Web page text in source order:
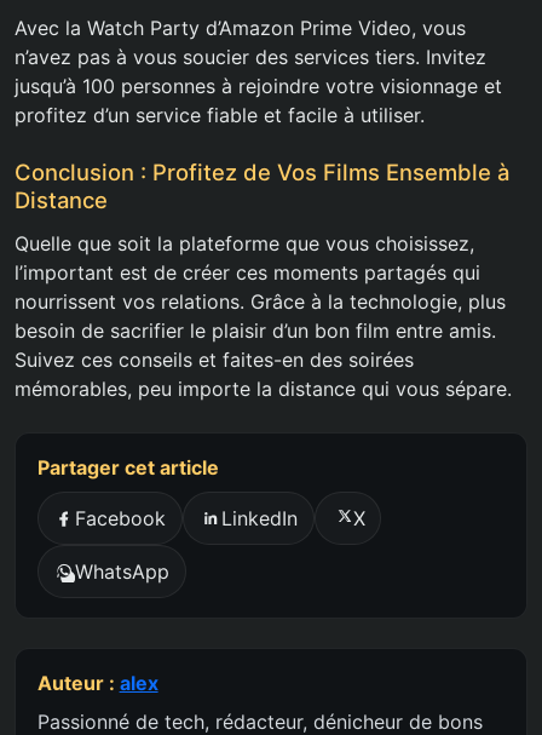
Avec la Watch Party d’Amazon Prime Video, vous
n’avez pas à vous soucier des services tiers. Invitez
jusqu’à 100 personnes à rejoindre votre visionnage et
profitez d’un service fiable et facile à utiliser.
Conclusion : Profitez de Vos Films Ensemble à
Distance
Quelle que soit la plateforme que vous choisissez,
l’important est de créer ces moments partagés qui
nourrissent vos relations. Grâce à la technologie, plus
besoin de sacrifier le plaisir d’un bon film entre amis.
Suivez ces conseils et faites-en des soirées
mémorables, peu importe la distance qui vous sépare.
Partager cet article
Facebook LinkedIn X
WhatsApp
Auteur : alex
Passionné de tech, rédacteur, dénicheur de bons